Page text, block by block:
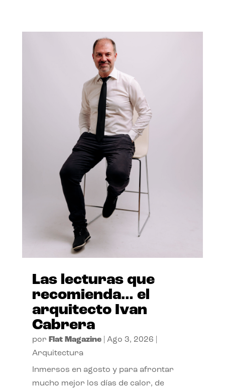
Las lecturas que
recomienda… el
arquitecto Ivan
Cabrera
por Flat Magazine| Ago 3, 2026
Arquitectura
Inmersos en agosto y para afrontar
mucho mejor los días de calor, de